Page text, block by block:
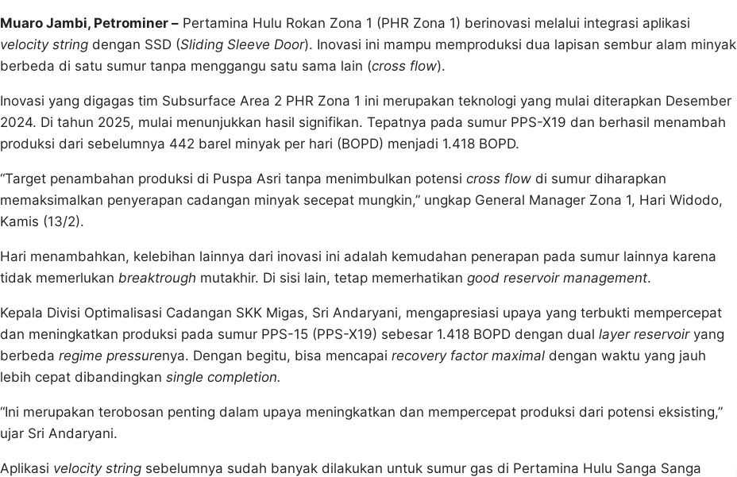
Muaro Jambi, Petrominer – Pertamina Hulu Rokan Zona 1 (PHR Zona 1) berinovasi melalui integrasi aplikasi
velocity string dengan SSD (Sliding Sleeve Door). Inovasi ini mampu memproduksi dua lapisan sembur alam minyak
berbeda di satu sumur tanpa menggangu satu sama lain (cross flow).
Inovasi yang digagas tim Subsurface Area 2 PHR Zona 1 ini merupakan teknologi yang mulai diterapkan Desember
2024. Di tahun 2025, mulai menunjukkan hasil signifikan. Tepatnya pada sumur PPS-X19 dan berhasil menambah
produksi dari sebelumnya 442 barel minyak per hari (BOPD) menjadi 1.418 BOPD.
“Target penambahan produksi di Puspa Asri tanpa menimbulkan potensi cross flow di sumur diharapkan
memaksimalkan penyerapan cadangan minyak secepat mungkin,” ungkap General Manager Zona 1, Hari Widodo,
Kamis (13/2).
Hari menambahkan, kelebihan lainnya dari inovasi ini adalah kemudahan penerapan pada sumur lainnya karena
tidak memerlukan breaktrough mutakhir. Di sisi lain, tetap memerhatikan good reservoir management.
Kepala Divisi Optimalisasi Cadangan SKK Migas, Sri Andaryani, mengapresiasi upaya yang terbukti mempercepat
dan meningkatkan produksi pada sumur PPS-15 (PPS-X19) sebesar 1.418 BOPD dengan dual layer reservoiryang
berbeda regime pressurenya. Dengan begitu, bisa mencapai recovery factor maximal dengan waktu yang jauh
lebih cepat dibandingkan single completion.
“Ini merupakan terobosan penting dalam upaya meningkatkan dan mempercepat produksi dari potensi eksisting,”
ujar Sri Andaryani.
Aplikasi velocity string sebelumnya sudah banyak dilakukan untuk sumur gas di Pertamina Hulu Sanga Sanga